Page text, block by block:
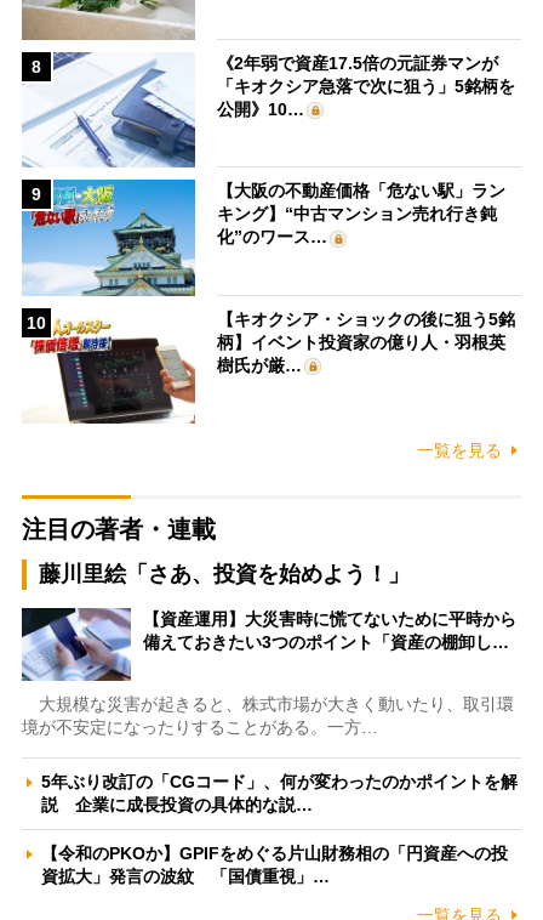
8
《2年弱で資産17.5倍の元証券マンが
「キオクシア急落で次に狙う」5銘柄を
公開》10…
9
【大阪の不動産価格「危ない駅」ラン
キング】“中古マンション売れ行き鈍
化”のワース…
10
【キオクシア・ショックの後に狙う5銘
柄】イベント投資家の億り人・羽根英
樹氏が厳…
一覧を見る
注目の著者・連載
藤川里絵「さあ、投資を始めよう！」
【資産運用】大災害時に慌てないために平時から
備えておきたい3つのポイント「資産の棚卸し…
大規模な災害が起きると、株式市場が大きく動いたり、取引環
境が不安定になったりすることがある。一方…
5年ぶり改訂の「CGコード」、何が変わったのかポイントを解
説 企業に成長投資の具体的な説…
【令和のPKOか】GPIFをめぐる片山財務相の「円資産への投
資拡大」発言の波紋 「国債重視」…
一覧を見る